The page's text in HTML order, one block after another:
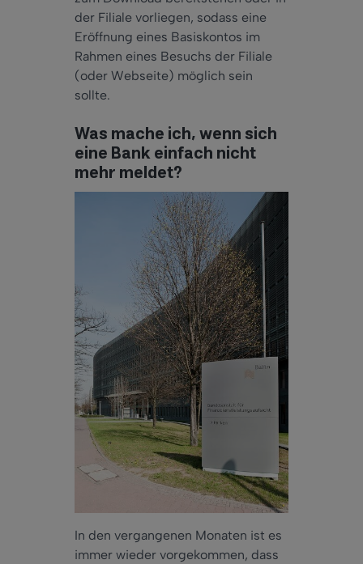
der Filiale vorliegen, sodass eine
Eröffnung eines Basiskontos im
Rahmen eines Besuchs der Filiale
(oder Webseite) möglich sein
sollte.
Was mache ich, wenn sich
eine Bank einfach nicht
mehr meldet?
In den vergangenen Monaten ist es
immer wieder vorgekommen, dass